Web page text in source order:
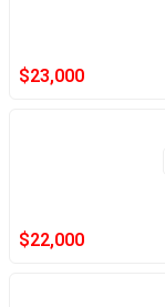
$23,000
$22,000